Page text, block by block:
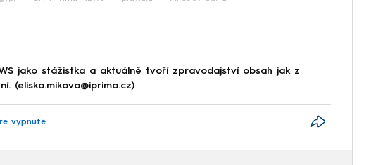
jako stážistka a aktuálně tvoří zpravodajství obsah jak z
(eliska.mikova@iprima.cz)
vypnuté